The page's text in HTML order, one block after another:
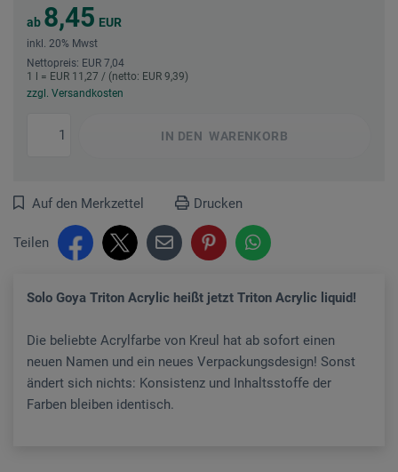
ab 8,45 EUR
inkl. 20% Mwst
Nettopreis: EUR 7,04
1 l = EUR 11,27 / (netto: EUR 9,39)
zzgl. Versandkosten
IN DEN WARENKORB
Auf den Merkzettel Drucken
Teilen
Solo Goya Triton Acrylic heißt jetzt Triton Acrylic liquid!
Die beliebte Acrylfarbe von Kreul hat ab sofort einen
neuen Namen und ein neues Verpackungsdesign! Sonst
ändert sich nichts: Konsistenz und Inhaltsstoffe der
Farben bleiben identisch.